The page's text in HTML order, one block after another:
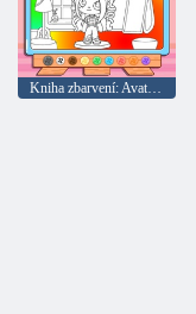
Kniha zbarvení: Avatar dívky na nakupování